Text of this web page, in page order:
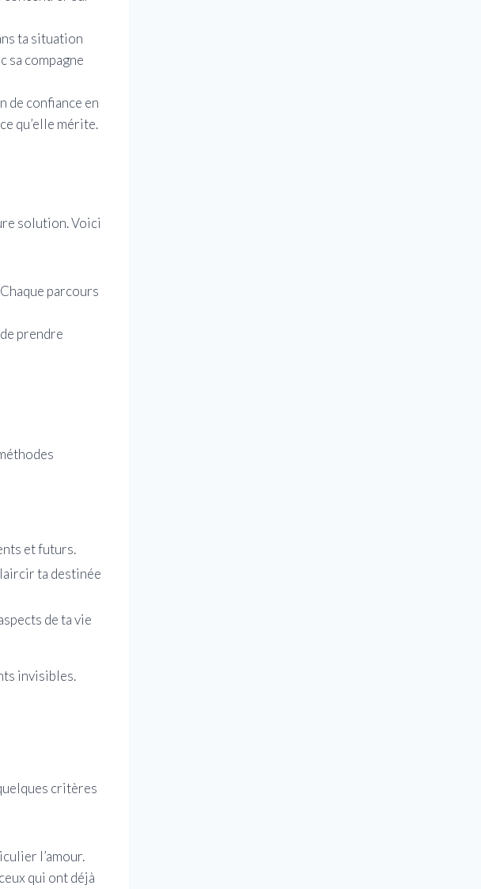
ta situation
sa compagne
de confiance en
qu’elle mérite.
solution. Voici
parcours
prendre
et futurs.
ta destinée
de ta vie
invisibles.
critères
l’amour.
qui ont déjà